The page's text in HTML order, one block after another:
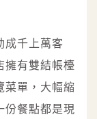
成千上萬客
擁有雙結帳檯
菜單，大幅縮
份餐點都是現